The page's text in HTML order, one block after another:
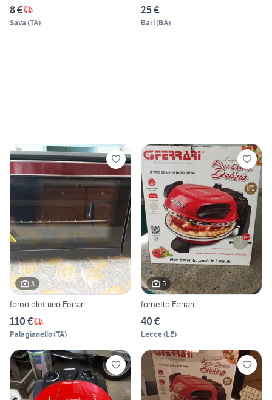
8 €
Sava (TA)
25 €
Bari(BA)
3
forno elettrico Ferrari
110 €
Palagianello(TA)
5
fornetto Ferrari
40 €
Lecce(LE)